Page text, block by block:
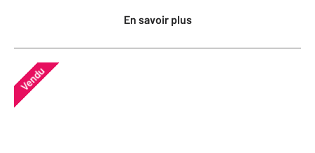
En savoir plus
Vendu